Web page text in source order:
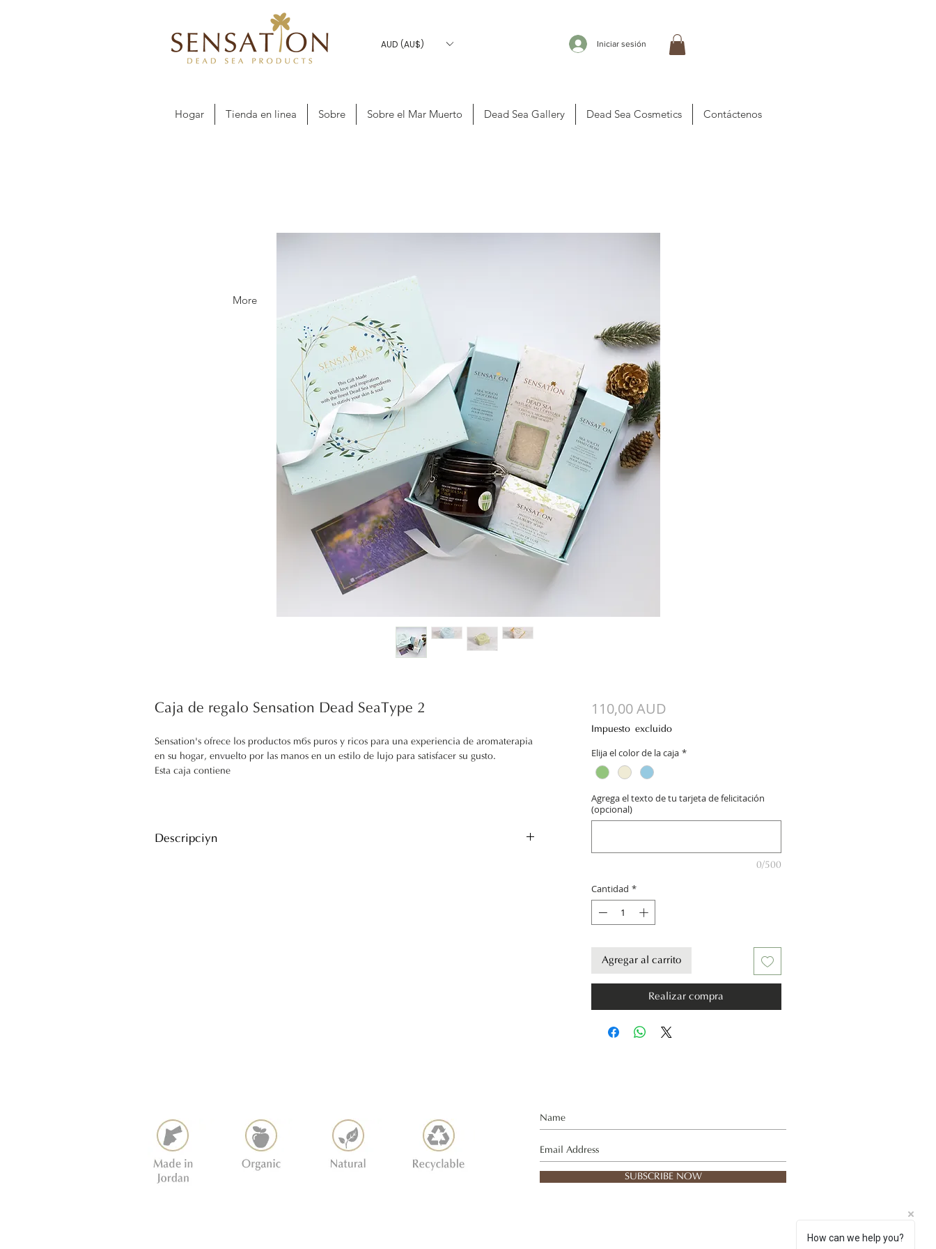
AUD (AU$) Iniciar sesión
Hogar Tienda en linea Sobre Sobre el Mar Muerto Dead Sea Gallery Dead Sea Cosmetics Contáctenos
Caja de regalo Sensation Dead SeaType 2
Sensation's ofrece los productos más puros y ricos para una experiencia de aromaterapia
en su hogar, envuelto por las manos en un estilo de lujo para satisfacer su gusto.
Esta caja contiene
5- Crema Mineral Pies 100ml.
Descripción
110,00 AUDPrecio
Impuesto excluido
Elija el color de la caja *
Agrega el texto de tu tarjeta de felicitación
(opcional)
0/500
Cantidad *
Agregar al carrito
Realizar compra
More
SUBSCRIBE NOW
How can we help you?